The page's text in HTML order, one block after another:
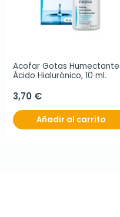
Acofar Gotas
Ácido Hialurónico, 10 ml.
3,70 €
Añadir al carrito